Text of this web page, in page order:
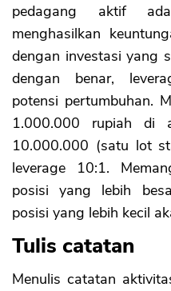
pedagang aktif
menghasilkan
dengan investasi yang
dengan benar,
potensi pertumbuhan.
1.000.000 rupiah di
10.000.000 (satu lot
leverage 10:1.
posisi yang lebih
posisi yang lebih kecil
Tulis catatan
Menulis catatan